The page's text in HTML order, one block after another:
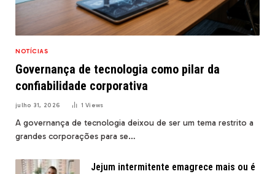
NOTÍCIAS
Governança de tecnologia como pilar da
confiabilidade corporativa
julho 31, 2026 1Views
A governança de tecnologia deixou de ser um tema restrito a
grandes corporações para se…
Jejum intermitente emagrece mais ou é